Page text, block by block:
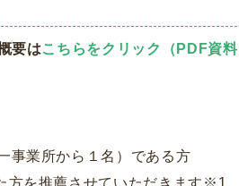
要はこちらをクリック（PDF資料
事業所から１名）である方
を推薦させていただきます※1。